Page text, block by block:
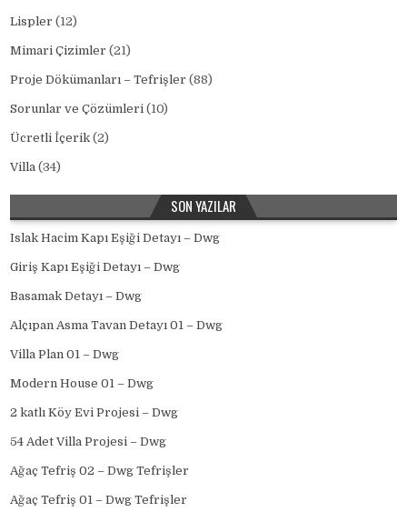
Lispler (12)
Mimari Çizimler (21)
Proje Dökümanları – Tefrişler (88)
Sorunlar ve Çözümleri (10)
Ücretli İçerik (2)
Villa (34)
SON YAZILAR
Islak Hacim Kapı Eşiği Detayı – Dwg
Giriş Kapı Eşiği Detayı – Dwg
Basamak Detayı – Dwg
Alçıpan Asma Tavan Detayı 01 – Dwg
Villa Plan 01 – Dwg
Modern House 01 – Dwg
2 katlı Köy Evi Projesi – Dwg
54 Adet Villa Projesi – Dwg
Ağaç Tefriş 02 – Dwg Tefrişler
Ağaç Tefriş 01 – Dwg Tefrişler